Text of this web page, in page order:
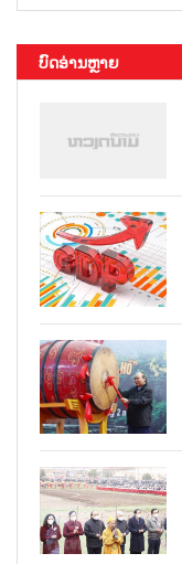
ບົດອ່ານຫຼາຍ